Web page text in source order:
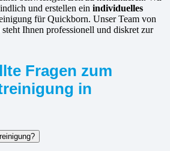
und erstellen ein individuelles
für Quickborn. Unser Team von
Ihnen professionell und diskret zur
Fragen zum
in